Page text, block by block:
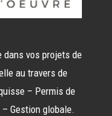
dans vos projets de
au travers de
– Permis de
Gestion globale.